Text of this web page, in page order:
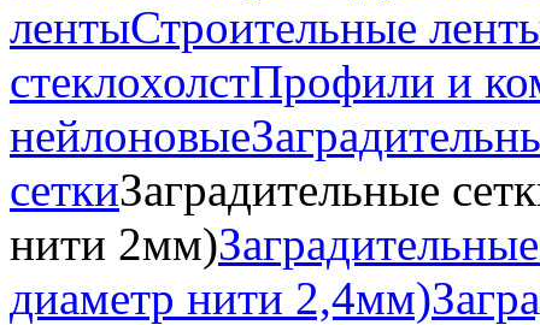
лентыСтроительные
стеклохолстПрофили и
нейлоновые
сеткиЗаградительные
нити 2мм)
диаметр нити 2,4мм)